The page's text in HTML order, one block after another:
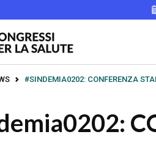
I CONGRESSI
#SINDEMIA0202: CONFERENZA